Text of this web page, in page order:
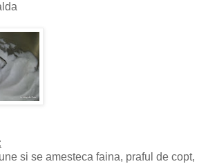
si se amesteca faina, praful de copt,